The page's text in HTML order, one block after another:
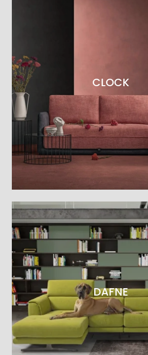
CLOCK
DAFNE